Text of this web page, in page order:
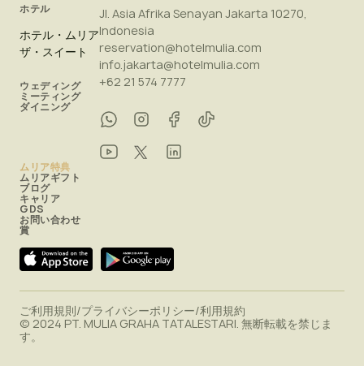
ホテル
ホテル・ムリア
ザ・スイート
ウェディング
ミーティング
ダイニング
Jl. Asia Afrika Senayan Jakarta 10270,
Indonesia
reservation@hotelmulia.com
info.jakarta@hotelmulia.com
+62 21 574 7777
ムリア特典
ムリアギフト
ブログ
キャリア
GDS
お問い合わせ
賞
© 2024 PT. MULIA GRAHA TATALESTARI. 無断転載を禁じま
す。
ご利用規則/プライバシーポリシー/利用規約